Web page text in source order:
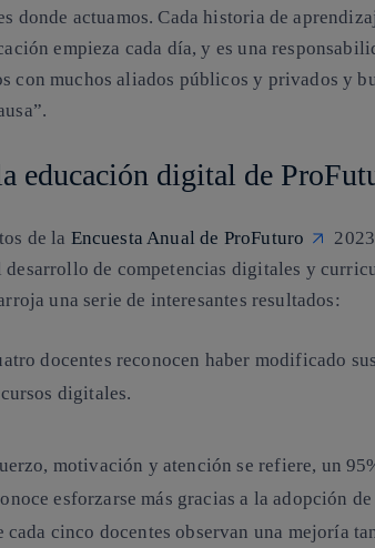
donde actuamos. Cada historia de
empieza cada día, y es una
con muchos aliados públicos y privados y
educación digital de
de la Encuesta Anual de ProFuturo
desarrollo de competencias digitales y
una serie de interesantes resultados:
docentes reconocen haber modificado
digitales.
motivación y atención se refiere, un
esforzarse más gracias a la adopción
cada cinco docentes observan una mejoría